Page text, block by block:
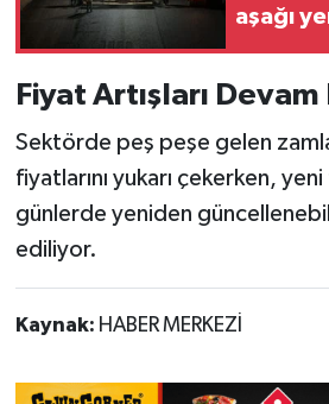
aşağı
Fiyat Artışları
Sektörde peş peşe gelen
fiyatlarını yukarı çekerken,
günlerde yeniden
ediliyor.
Kaynak: HABER MERKEZİ